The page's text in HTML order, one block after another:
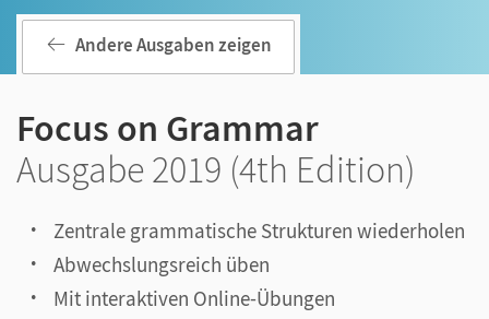
Andere Ausgaben zeigen
Focus on Grammar
Ausgabe 2019 (4th Edition)
Zentrale grammatische Strukturen wiederholen
Abwechslungsreich üben
Mit interaktiven Online-Übungen